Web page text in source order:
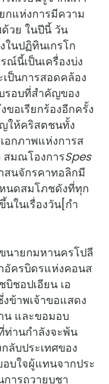
กแห่งการมีความ
ด้วย ในปีนี้ วัน
ในปฏิทินเกรโก
ณ์นี้เป็นเครื่องบ่ง
ป็นการสอดคล้อง
รอบที่สำคัญของ
ขอเรียกร้องอีกครั้ง
ให้คริสตชนทั้ง
อกภาพแห่งการส
สมณโองการSpes
สนจักรคาทอลิกมี
นดสมโภชดังที่ทุก
นในเรื่องวัน[กำ
ยกมหานครโปลี
อัครบิดรแห่งคอนส
ชอปเอียน เอ
ข้าพเจ้าขอแสดง
น และขอมอบ
ท่านกำลังจะพ้น
ลับประเทศของ
บใจผู้แทนจากประ
ารถวายบูชา